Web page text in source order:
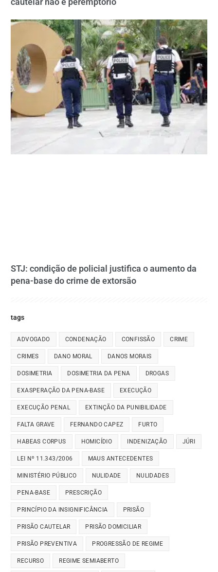
STJ: condição de policial justifica o aumento da
pena-base do crime de extorsão
tags
ADVOGADO CONDENAÇÃO CONFISSÃO CRIME
CRIMES DANO MORAL DANOS MORAIS
DOSIMETRIA DOSIMETRIA DA PENA DROGAS
EXASPERAÇÃO DA PENA-BASE EXECUÇÃO
EXECUÇÃO PENAL EXTINÇÃO DA PUNIBILIDADE
FALTA GRAVE FERNANDO CAPEZ FURTO
HABEAS CORPUS HOMICÍDIO INDENIZAÇÃO JÚRI
LEI Nº 11.343/2006 MAUS ANTECEDENTES
MINISTÉRIO PÚBLICO NULIDADE NULIDADES
PENA-BASE PRESCRIÇÃO
PRINCÍPIO DA INSIGNIFICÂNCIA PRISÃO
PRISÃO CAUTELAR PRISÃO DOMICILIAR
PRISÃO PREVENTIVA PROGRESSÃO DE REGIME
RECURSO REGIME SEMIABERTO